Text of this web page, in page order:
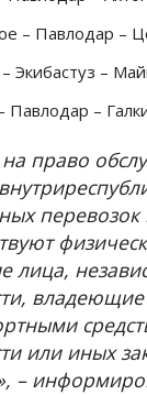
– Павлодар –
Экибастуз –
Павлодар –
на право
лица,
владеющие
или иных
–